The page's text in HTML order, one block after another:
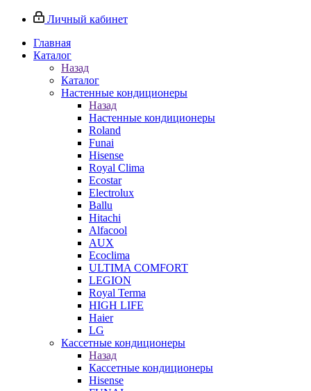
Личный кабинет
Главная
Каталог
Назад
Каталог
Настенные кондиционеры
Назад
Настенные кондиционеры
Roland
Funai
Hisense
Royal Clima
Ecostar
Electrolux
Ballu
Hitachi
Alfacool
AUX
Ecoclima
ULTIMA COMFORT
LEGION
Royal Terma
HIGH LIFE
Haier
LG
Кассетные кондиционеры
Назад
Кассетные кондиционеры
Hisense